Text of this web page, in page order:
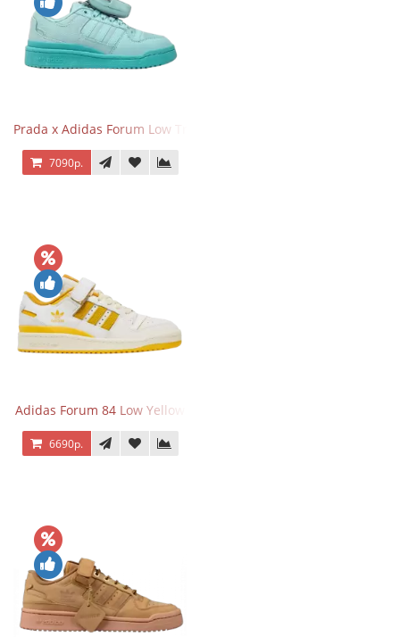
Prada x Adidas Forum Low Triple Mint
7090р.
Adidas Forum 84 Low Yellow
6690р.